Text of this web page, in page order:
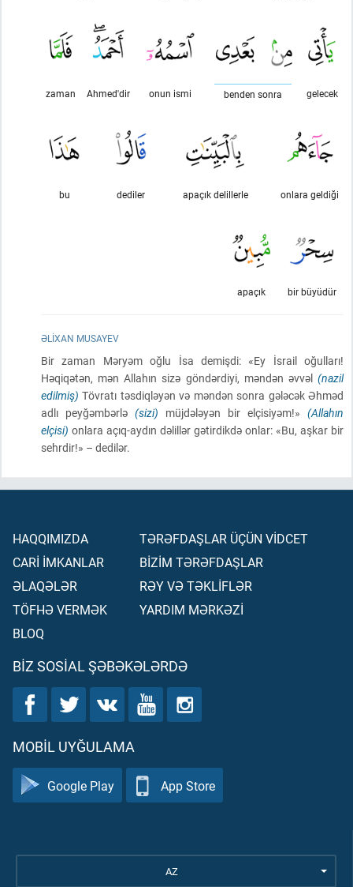
gelecek
benden sonra
onun ismi
Ahmed'dir
zaman
onlara geldiği
apaçık delillerle
dediler
bu
bir büyüdür
apaçık
ƏLIXAN MUSAYEV
Bir zaman Məryəm oğlu İsa demişdi: «Ey İsrail oğulları!
Həqiqətən, mən Allahın sizə göndərdiyi, məndən əvvəl (nazil
edilmiş) Tövratı təsdiqləyən və məndən sonra gələcək Əhməd
adlı peyğəmbərlə (sizi) müjdələyən bir elçisiyəm!» (Allahın
elçisi) onlara açıq-aydın dəlillər gətirdikdə onlar: «Bu, aşkar bir
sehrdir!» – dedilər.
HAQQIMIZDA
CARİ İMKANLAR
ƏLAQƏLƏR
TÖFHƏ VERMƏK
BLOQ
TƏRƏFDAŞLAR ÜÇÜN VİDCET
BİZİM TƏRƏFDAŞLAR
RƏY VƏ TƏKLİFLƏR
YARDIM MƏRKƏZİ
BIZ SOSIAL ŞƏBƏKƏLƏRDƏ
MOBIL UYĞULAMA
Google Play App Store
AZ